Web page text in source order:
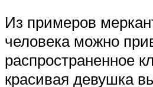
Из примеров
человека можно
распространенное
красивая девушка